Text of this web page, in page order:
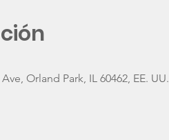
Orland Park, IL 60462, EE. UU.